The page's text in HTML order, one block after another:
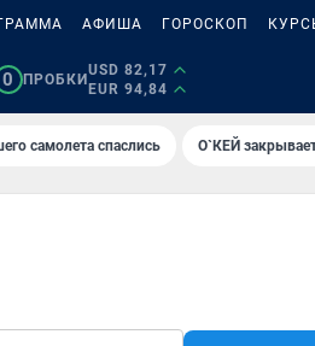
АФИША ГОРОСКОП
0 ПРОБКИ
USD 82,17
EUR 94,84
самолета спаслись О`КЕЙ